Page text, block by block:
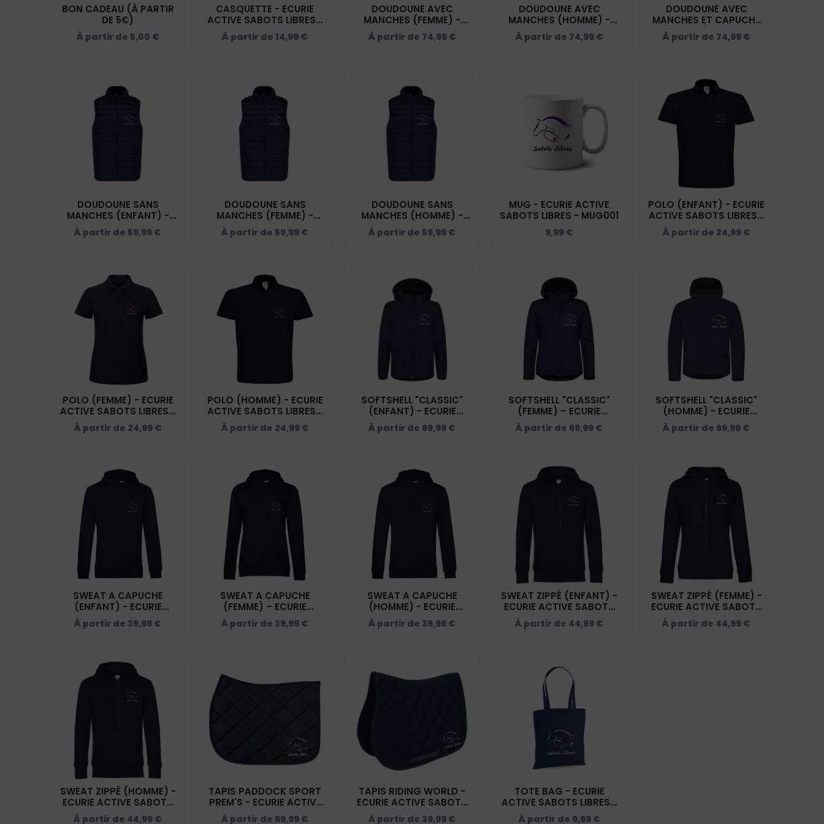
BON CADEAU (À PARTIR
DE 5€)
À partir de 5,00 €
CASQUETTE - ECURIE
ACTIVE SABOTS LIBRES -
NAVY
À partir de 14,99 €
DOUDOUNE AVEC
MANCHES (FEMME) -
ECURIE ACTIVE SABOTS
LIBRES - NAVY - K6121
À partir de 74,99 €
DOUDOUNE AVEC
MANCHES (HOMME) -
ECURIE ACTIVE SABOTS
LIBRES - NAVY - K6120
À partir de 74,99 €
DOUDOUNE AVEC
MANCHES ET CAPUCHE
(ENFANT) - ECURIE
ACTIVE SABOTS LIBRES -
À partir de 74,99 €
DOUDOUNE SANS
MANCHES (ENFANT) -
ECURIE ACTIVE SABOTS
LIBRES - NAVY - K6115
À partir de 59,99 €
DOUDOUNE SANS
MANCHES (FEMME) -
ECURIE ACTIVE SABOTS
LIBRES - NAVY - K6114
À partir de 59,99 €
DOUDOUNE SANS
MANCHES (HOMME) -
ECURIE ACTIVE SABOTS
LIBRES - NAVY - K6113
À partir de 59,99 €
MUG - ECURIE ACTIVE
SABOTS LIBRES - MUG001
9,99 €
POLO (ENFANT) - ECURIE
ACTIVE SABOTS LIBRES -
NAVY - BCK424
À partir de 24,99 €
POLO (FEMME) - ECURIE
ACTIVE SABOTS LIBRES -
NAVY - BCI1F
À partir de 24,99 €
POLO (HOMME) - ECURIE
ACTIVE SABOTS LIBRES -
NAVY - BCID1
À partir de 24,99 €
SOFTSHELL "CLASSIC"
(ENFANT) - ECURIE
ACTIVE SABOTS LIBRES -
NAVY - 0200909
À partir de 69,99 €
SOFTSHELL "CLASSIC"
(FEMME) – ECURIE
ACTIVE SABOTS LIBRES -
NAVY - 0200917
À partir de 69,99 €
SOFTSHELL "CLASSIC"
(HOMME) - ECURIE
ACTIVE SABOTS LIBRES -
NAVY - 0200912
À partir de 69,99 €
SWEAT A CAPUCHE
(ENFANT) - ECURIE
ACTIVE SABOTS LIBRES -
NAVY - K477
À partir de 39,99 €
SWEAT A CAPUCHE
(FEMME) – ECURIE
ACTIVE SABOTS LIBRES -
NAVY - BCW34B
À partir de 39,99 €
SWEAT A CAPUCHE
(HOMME) - ECURIE
ACTIVE SABOTS LIBRES -
NAVY - BCU33B
À partir de 39,99 €
SWEAT ZIPPÉ (ENFANT) -
ECURIE ACTIVE SABOTS
LIBRES - NAVY - K455
À partir de 44,99 €
SWEAT ZIPPÉ (FEMME) -
ECURIE ACTIVE SABOTS
LIBRES - NAVY - BCW03Q
À partir de 44,99 €
SWEAT ZIPPÉ (HOMME) -
ECURIE ACTIVE SABOTS
LIBRES - NAVY - BCU03K
À partir de 44,99 €
TAPIS PADDOCK SPORT
PREM'S - ECURIE ACTIVE
SABOTS LIBRES - NAVY -
À partir de 69,99 €
TAPIS RIDING WORLD -
ECURIE ACTIVE SABOTS
LIBRES - NAVY - 20453
À partir de 39,99 €
TOTE BAG - ECURIE
ACTIVE SABOTS LIBRES -
NAVY
À partir de 9,99 €